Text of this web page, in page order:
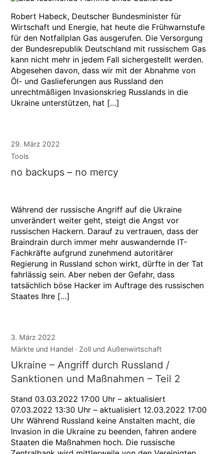
Robert Habeck, Deutscher Bundesminister für
Wirtschaft und Energie, hat heute die Frühwarnstufe
für den Notfallplan Gas ausgerufen. Die Versorgung
der Bundesrepublik Deutschland mit russischem Gas
kann nicht mehr in jedem Fall sichergestellt werden.
Abgesehen davon, dass wir mit der Abnahme von
Öl- und Gaslieferungen aus Russland den
unrechtmäßigen Invasionskrieg Russlands in die
Ukraine unterstützen, hat […]
29. März 2022
Tools
no backups – no mercy
Während der russische Angriff auf die Ukraine
unverändert weiter geht, steigt die Angst vor
russischen Hackern. Darauf zu vertrauen, dass der
Braindrain durch immer mehr auswandernde IT-
Fachkräfte aufgrund zunehmend autoritärer
Regierung in Russland schon wirkt, dürfte in der Tat
fahrlässig sein. Aber neben der Gefahr, dass
tatsächlich böse Hacker im Auftrage des russischen
Staates Ihre […]
3. März 2022
Märkte und Handel
Zoll und Außenwirtschaft
Ukraine – Angriff durch Russland /
Sanktionen und Maßnahmen – Teil 2
Stand 03.03.2022 17:00 Uhr – aktualisiert
07.03.2022 13:30 Uhr – aktualisiert 12.03.2022 17:00
Uhr Während Russland keine Anstalten macht, die
Invasion in die Ukraine zu beenden, fahren andere
Staaten die Maßnahmen hoch. Die russische